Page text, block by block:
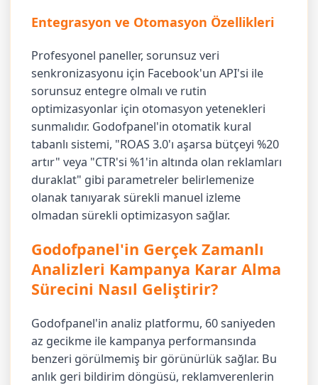
Entegrasyon ve Otomasyon Özellikleri
Profesyonel paneller, sorunsuz veri
senkronizasyonu için Facebook'un API'si ile
sorunsuz entegre olmalı ve rutin
optimizasyonlar için otomasyon yetenekleri
sunmalıdır. Godofpanel'in otomatik kural
tabanlı sistemi, "ROAS 3.0'ı aşarsa bütçeyi %20
artır" veya "CTR'si %1'in altında olan reklamları
duraklat" gibi parametreler belirlemenize
olanak tanıyarak sürekli manuel izleme
olmadan sürekli optimizasyon sağlar.
Godofpanel'in Gerçek Zamanlı
Analizleri Kampanya Karar Alma
Sürecini Nasıl Geliştirir?
Godofpanel'in analiz platformu, 60 saniyeden
az gecikme ile kampanya performansında
benzeri görülmemiş bir görünürlük sağlar. Bu
anlık geri bildirim döngüsü, reklamverenlerin